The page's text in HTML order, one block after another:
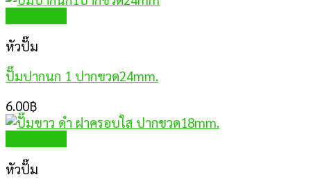
หัวปั๊ม
ปั๊มปากนก 1 ปากขวด24mm.
6.00฿
หัวปั๊ม